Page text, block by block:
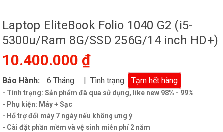
Laptop EliteBook Folio 1040 G2 (i5-
5300u/Ram 8G/SSD 256G/14 inch HD+)
10.400.000 ₫
Bảo Hành: 6 Tháng | Tình trạng: Tạm hết hàng
- Tình trạng: Sản phẩm đã qua sử dụng, like new 98% - 99%
- Phụ kiện: Máy + Sạc
- Hổ trợ đổi máy 7 ngày nếu không ưng ý
- Cài đặt phần mềm và vệ sinh miễn phí 2 năm